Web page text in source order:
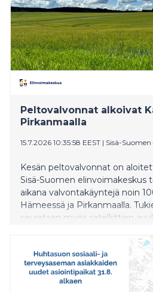
Peltovalvonnat alkoivat
Pirkanmaalla
15.7.2026 10:35:58 EEST | Sisä-
Kesän peltovalvonnat on
Sisä-Suomen elinvoimakeskus
aikana valvontakäyntejä noin
Hämeessä ja Pirkanmaalla.
seurataan myös satelliittien